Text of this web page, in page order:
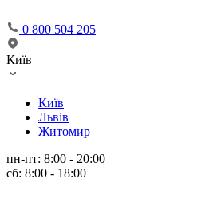
0 800 504 205
Київ
Київ
Львів
Житомир
пн-пт: 8:00 - 20:00
сб: 8:00 - 18:00